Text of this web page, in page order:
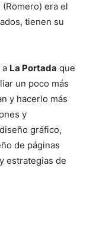
era el
tienen su
a La Portada que
un poco más
y hacerlo más
y
gráfico,
de páginas
estrategias de